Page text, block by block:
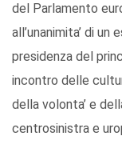
del Parlamento
all’unanimita’ di
presidenza del
incontro delle
della volonta’ e
centrosinistra e